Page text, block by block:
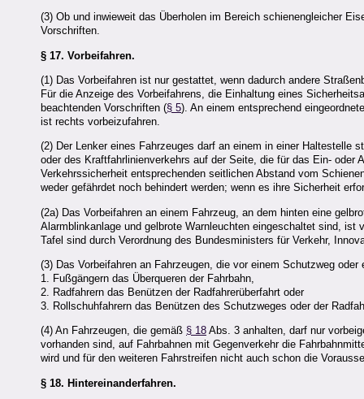
(3) Ob und inwieweit das Überholen im Bereich schienengleicher
Vorschriften.
§ 17. Vorbeifahren.
(1) Das Vorbeifahren ist nur gestattet, wenn dadurch andere
Für die Anzeige des Vorbeifahrens, die Einhaltung eines
beachtenden Vorschriften (§ 5). An einem entsprechend
ist rechts vorbeizufahren.
(2) Der Lenker eines Fahrzeuges darf an einem in einer Haltestelle
oder des Kraftfahrlinienverkehrs auf der Seite, die für das Ein-
Verkehrssicherheit entsprechenden seitlichen Abstand vom
weder gefährdet noch behindert werden; wenn es ihre Sicherheit
(2a) Das Vorbeifahren an einem Fahrzeug, an dem hinten eine
Alarmblinkanlage und gelbrote Warnleuchten eingeschaltet sind,
Tafel sind durch Verordnung des Bundesministers für Verkehr,
(3) Das Vorbeifahren an Fahrzeugen, die vor einem Schutzweg
1. Fußgängern das Überqueren der Fahrbahn,
2. Radfahrern das Benützen der Radfahrerüberfahrt oder
3. Rollschuhfahrern das Benützen des Schutzweges oder der
(4) An Fahrzeugen, die gemäß § 18 Abs. 3 anhalten, darf nur
vorhanden sind, auf Fahrbahnen mit Gegenverkehr die
wird und für den weiteren Fahrstreifen nicht auch schon die
§ 18. Hintereinanderfahren.